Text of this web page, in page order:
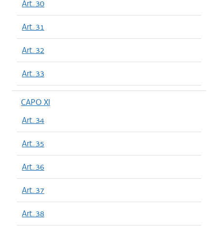
Art. 30
Art. 31
Art. 32
Art. 33
CAPO XI
Art. 34
Art. 35
Art. 36
Art. 37
Art. 38